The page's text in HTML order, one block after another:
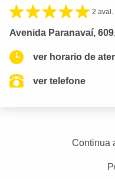
2 aval.
Avenida Paranavaí,
ver horario de
ver telefone
Continua